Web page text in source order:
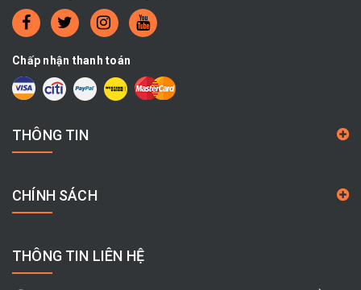
Chấp nhận thanh toán
THÔNG TIN
CHÍNH SÁCH
THÔNG TIN LIÊN HỆ